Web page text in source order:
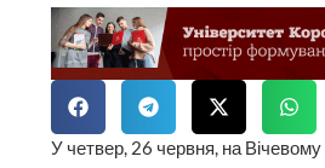
У четвер, 26 червня, на Вічевому